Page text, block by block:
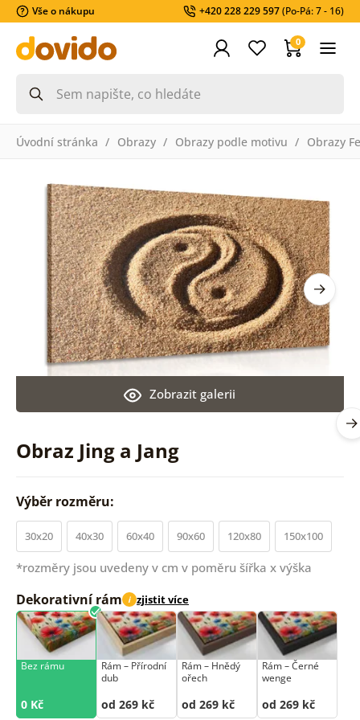
Vše o nákupu +420 228 229 597(Po-Pá: 7 - 16)
0
Úvodní stránka Obrazy Obrazy podle motivu Obrazy
Obraz Jing a Jang
Zobrazit galerii
Výběr rozměru:
30x20 40x30 60x40 90x60 120x80 150x100
*rozměry jsou uvedeny v cm v poměru šířka x výška
Dekorativní rám i zjistit více
Bez rámu
0 Kč
Rám –⁠⁠⁠⁠⁠⁠ Přírodní
dub
od 269 kč
Rám –⁠⁠⁠⁠⁠⁠ Hnědý
ořech
od 269 kč
Rám –⁠⁠⁠⁠⁠⁠ Černé
wenge
od 269 kč